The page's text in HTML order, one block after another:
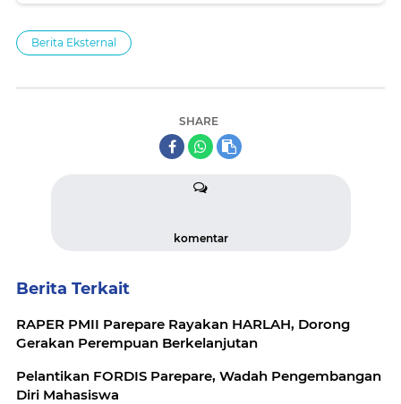
Berita Eksternal
SHARE
komentar
Berita Terkait
RAPER PMII Parepare Rayakan HARLAH, Dorong
Gerakan Perempuan Berkelanjutan
Pelantikan FORDIS Parepare, Wadah Pengembangan
Diri Mahasiswa